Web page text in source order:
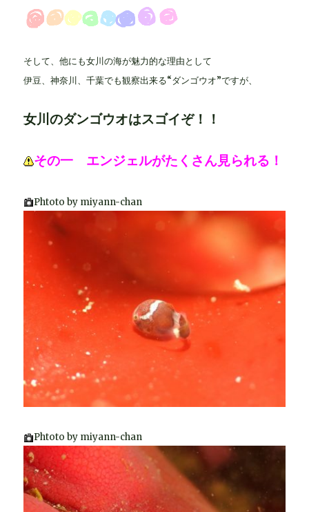
そして、他にも女川の海が魅力的な理由として
伊豆、神奈川、千葉でも観察出来る“ダンゴウオ”ですが、
女川のダンゴウオはスゴイぞ！！
その一 エンジェルがたくさん見られる！
Phtoto by miyann-chan
Phtoto by miyann-chan